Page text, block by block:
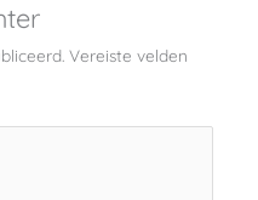
Vereiste velden